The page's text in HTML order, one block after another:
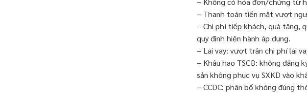
– Thanh toán tiền mặt vượt
– Chi phí tiếp khách, quà tặng,
quy định hiện hành áp dụng.
– Lãi vay: vượt trần chi phí lãi
– Khấu hao TSCĐ: không đăng
sản không phục vụ SXKD vào
– CCDC: phân bổ không đúng